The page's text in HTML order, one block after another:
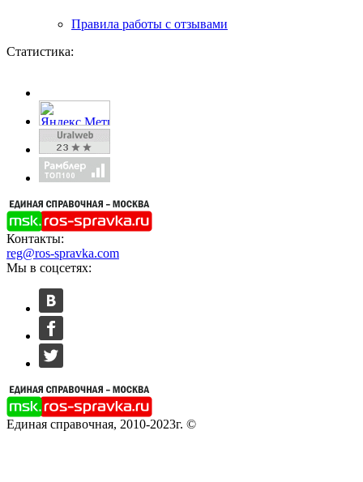
Правила работы с отзывами
Статистика:
Контакты:
reg@ros-spravka.com
Мы в соцсетях:
Единая справочная, 2010-2023г. ©